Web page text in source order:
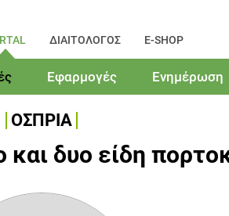
ΔΙΑΙΤΟΛΟΓΟΣ E-SHOP
Εφαρμογές Ενημέρωση
ΟΣΠΡΙΑ
δυο είδη